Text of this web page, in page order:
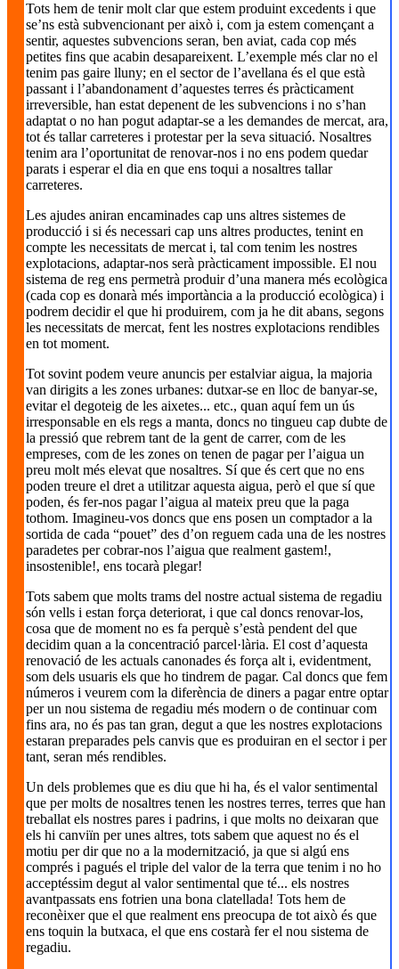
Tots hem de tenir molt clar que estem produint excedents i que
se’ns està subvencionant per això i, com ja estem començant a
sentir, aquestes subvencions seran, ben aviat, cada cop més
petites fins que acabin desapareixent. L’exemple més clar no el
tenim pas gaire lluny; en el sector de l’avellana és el que està
passant i l’abandonament d’aquestes terres és pràcticament
irreversible, han estat depenent de les subvencions i no s’han
adaptat o no han pogut adaptar-se a les demandes de mercat, ara,
tot és tallar carreteres i protestar per la seva situació. Nosaltres
tenim ara l’oportunitat de renovar-nos i no ens podem quedar
parats i esperar el dia en que ens toqui a nosaltres tallar
carreteres.
Les ajudes aniran encaminades cap uns altres sistemes de
producció i si és necessari cap uns altres productes, tenint en
compte les necessitats de mercat i, tal com tenim les nostres
explotacions, adaptar-nos serà pràcticament impossible. El nou
sistema de reg ens permetrà produir d’una manera més ecològica
(cada cop es donarà més importància a la producció ecològica) i
podrem decidir el que hi produirem, com ja he dit abans, segons
les necessitats de mercat, fent les nostres explotacions rendibles
en tot moment.
Tot sovint podem veure anuncis per estalviar aigua, la majoria
van dirigits a les zones urbanes: dutxar-se en lloc de banyar-se,
evitar el degoteig de les aixetes... etc., quan aquí fem un ús
irresponsable en els regs a manta, doncs no tingueu cap dubte de
la pressió que rebrem tant de la gent de carrer, com de les
empreses, com de les zones on tenen de pagar per l’aigua un
preu molt més elevat que nosaltres. Sí que és cert que no ens
poden treure el dret a utilitzar aquesta aigua, però el que sí que
poden, és fer-nos pagar l’aigua al mateix preu que la paga
tothom. Imagineu-vos doncs que ens posen un comptador a la
sortida de cada “pouet” des d’on reguem cada una de les nostres
paradetes per cobrar-nos l’aigua que realment gastem!,
insostenible!, ens tocarà plegar!
Tots sabem que molts trams del nostre actual sistema de regadiu
són vells i estan força deteriorat, i que cal doncs renovar-los,
cosa que de moment no es fa perquè s’està pendent del que
decidim quan a la concentració parcel·lària. El cost d’aquesta
renovació de les actuals canonades és força alt i, evidentment,
som dels usuaris els que ho tindrem de pagar. Cal doncs que fem
números i veurem com la diferència de diners a pagar entre optar
per un nou sistema de regadiu més modern o de continuar com
fins ara, no és pas tan gran, degut a que les nostres explotacions
estaran preparades pels canvis que es produiran en el sector i per
tant, seran més rendibles.
Un dels problemes que es diu que hi ha, és el valor sentimental
que per molts de nosaltres tenen les nostres terres, terres que han
treballat els nostres pares i padrins, i que molts no deixaran que
els hi canviïn per unes altres, tots sabem que aquest no és el
motiu per dir que no a la modernització, ja que si algú ens
comprés i pagués el triple del valor de la terra que tenim i no ho
acceptéssim degut al valor sentimental que té... els nostres
avantpassats ens fotrien una bona clatellada! Tots hem de
reconèixer que el que realment ens preocupa de tot això és que
ens toquin la butxaca, el que ens costarà fer el nou sistema de
regadiu.